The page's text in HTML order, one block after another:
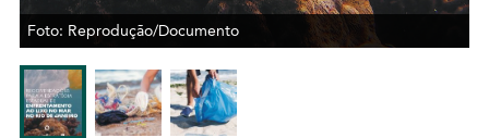
Foto: Reprodução/Documento